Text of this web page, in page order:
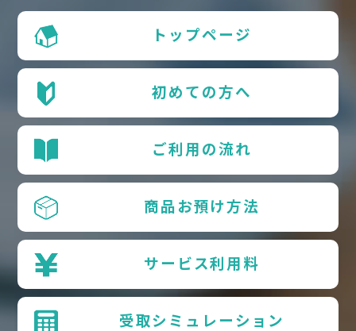
トップページ
初めての方へ
ご利用の流れ
商品お預け方法
サービス利用料
受取シミュレーション